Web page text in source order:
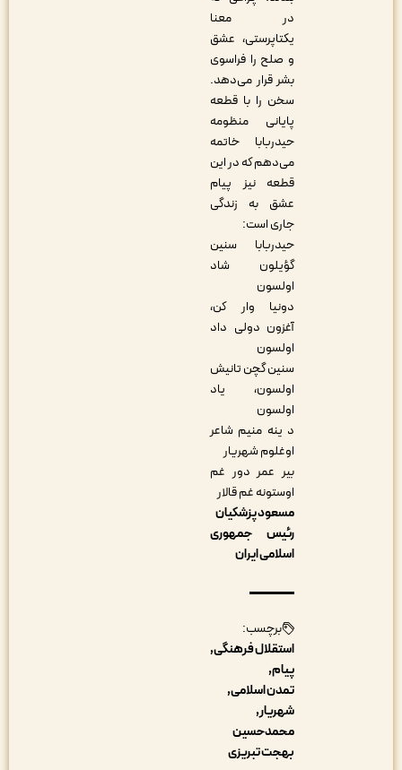
در معنا
یکتاپرستی، عشق
و صلح را فراسوی
بشر قرار می‌دهد.
سخن را با قطعه
پایانی منظومه
حیدربابا خاتمه
می‌دهم که در این
قطعه نیز پیام
عشق به زندگی
جاری است:
حیدربابا سنین
گؤیلون شاد
دونیا وار کن،
آغزون دولی داد
سنین گچن تانیش
اولسون، یاد
د ینه منیم شاعر
اوغلوم شهریار
بیر عمر دور غم
اوستونه غم قالار
مسعود پزشکیان
رئیس جمهوری
اسلامی ایران
برچسب:
استقلال فرهنگی
تمدن اسلامی
محمدحسین
بهجت تبریزی